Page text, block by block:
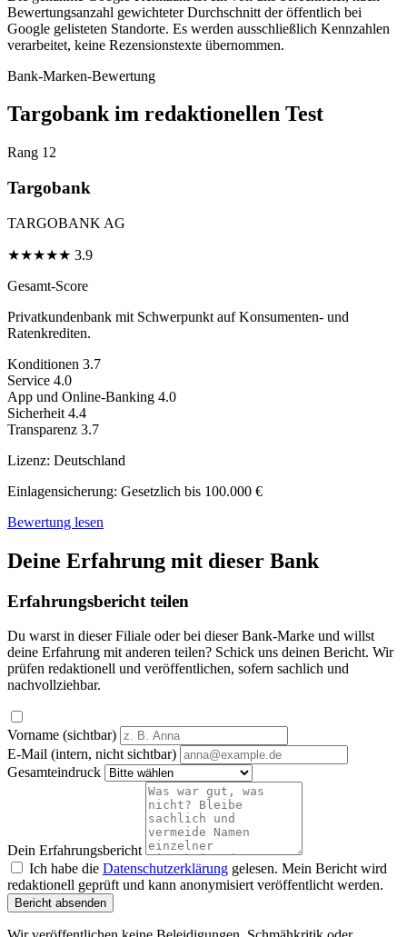
Bewertungsanzahl gewichteter Durchschnitt der öffentlich bei
Google gelisteten Standorte. Es werden ausschließlich Kennzahlen
verarbeitet, keine Rezensionstexte übernommen.
Bank-Marken-Bewertung
Targobank im redaktionellen Test
Rang 12
Targobank
TARGOBANK AG
★★★★★ 3.9
Gesamt-Score
Privatkundenbank mit Schwerpunkt auf Konsumenten- und
Ratenkrediten.
Konditionen 3.7
Service 4.0
App und Online-Banking 4.0
Sicherheit 4.4
Transparenz 3.7
Lizenz: Deutschland
Einlagensicherung: Gesetzlich bis 100.000 €
Bewertung lesen
Deine Erfahrung mit dieser Bank
Erfahrungsbericht teilen
Du warst in dieser Filiale oder bei dieser Bank-Marke und willst
deine Erfahrung mit anderen teilen? Schick uns deinen Bericht. Wir
prüfen redaktionell und veröffentlichen, sofern sachlich und
nachvollziehbar.
Vorname (sichtbar)
E-Mail (intern, nicht sichtbar)
Gesamteindruck
Dein Erfahrungsbericht
Ich habe die Datenschutzerklärung gelesen. Mein Bericht wird
redaktionell geprüft und kann anonymisiert veröffentlicht werden.
Bericht absenden